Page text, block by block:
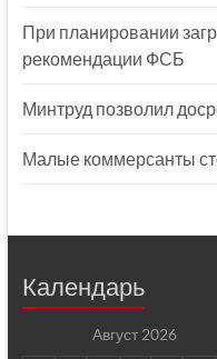
При планировании
рекомендации ФСБ
Минтруд позволил
Малые коммерсанты
Календарь
Август 2026